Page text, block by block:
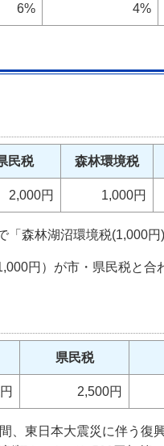
6% 4%
民税 森林環境税
2,000円 1,000円
森林湖沼環境税(1,000円
円）が市・県民税と合
県民税
2,500円
、東日本大震災に伴う